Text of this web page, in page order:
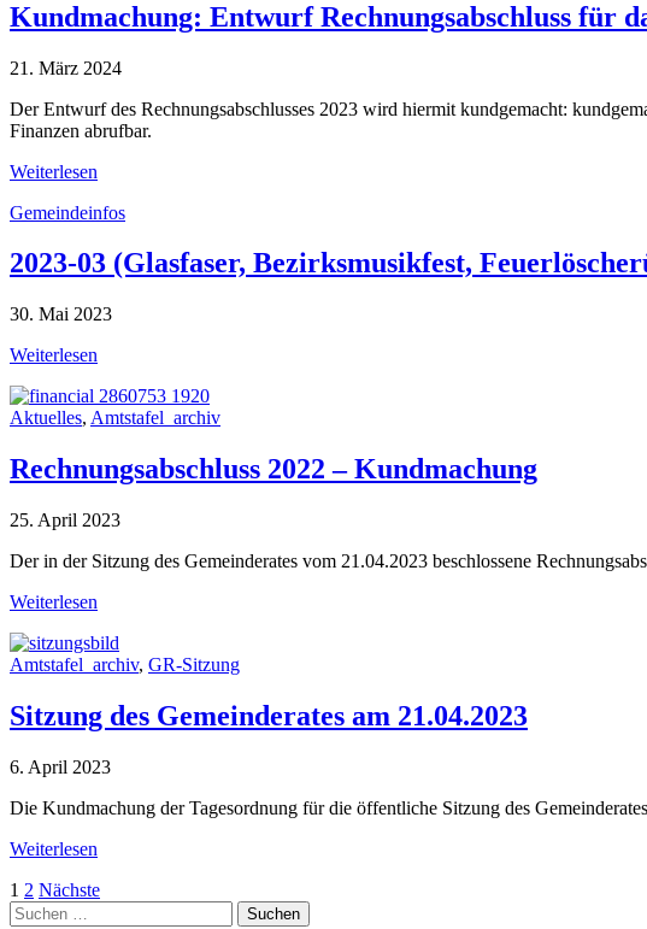
Kundmachung: Entwurf Rechnungsabschluss für
21. März 2024
Der Entwurf des Rechnungsabschlusses 2023 wird hiermit kundgemacht:
Finanzen abrufbar.
Weiterlesen
Gemeindeinfos
2023-03 (Glasfaser, Bezirksmusikfest,
30. Mai 2023
Weiterlesen
Aktuelles, Amtstafel_archiv
Rechnungsabschluss 2022 – Kundmachung
25. April 2023
Der in der Sitzung des Gemeinderates vom 21.04.2023 beschlossene
Weiterlesen
Amtstafel_archiv, GR-Sitzung
Sitzung des Gemeinderates am 21.04.2023
6. April 2023
Die Kundmachung der Tagesordnung für die öffentliche Sitzung des
Weiterlesen
Seitennummerierung
1 2 Nächste
Suche